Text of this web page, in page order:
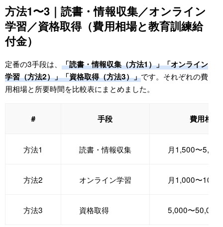
方法1〜3｜読書・情報収集／オンライン
学習／資格取得（費用相場と教育訓練給
付金）
定番の3手段は、 「読書・情報収集（方法1）」「オンライン
学習（方法2）」「資格取得（方法3）」です。それぞれの費
用相場と所要時間を比較表にまとめました。
＃ 手段 費用相場
方法1 読書・情報収集 月1,500〜
方法2 オンライン学習 月1,000〜
方法3 資格取得 5,000〜50,000